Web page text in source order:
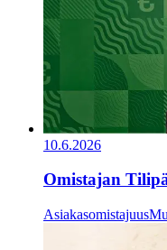
10.6.2026
Omistajan
Asiakasomistajuus